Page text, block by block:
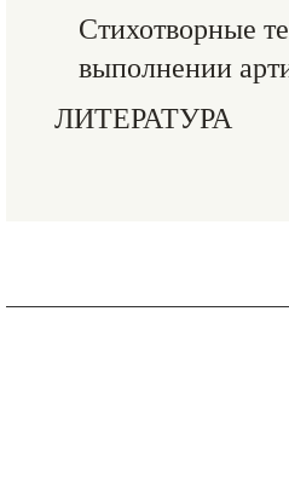
Стихотворные
выполнении
ЛИТЕРАТУРА